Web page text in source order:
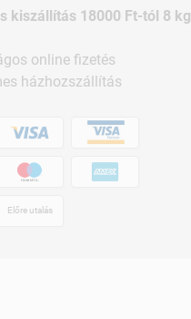
kiszállítás 18000 Ft-tól 8 kg
online fizetés
házhozszállítás
Előre utalás